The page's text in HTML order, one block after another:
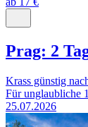
Prag: 2
Krass günstig
Für unglaubliche
25.07.2026